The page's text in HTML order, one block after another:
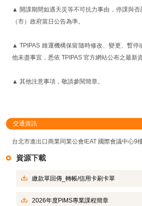
▲ 開課期間如遇天災等不可抗力事由，停課與否
（市）政府當日公告為準。
▲ TPIPAS 維運機構保留隨時修改、變更、暫停
他未盡事宜，悉依 TPIPAS 官方網站公布之最新
▲ 其他注意事項，敬請參閱簡章。
交通資訊
台北市進出口商業同業公會IEAT 國際會議中心9
資源下載
繳款單回傳_轉帳/信用卡刷卡單
2026年度PIMS專業課程簡章